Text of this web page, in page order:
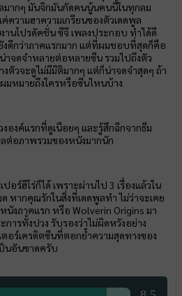
มากๆ มันจิกมันกัดคนนู้นคนนี้ในทุกลม
ความฮาความเกรียนของตัวเดดพูล
านโปรดัคชั่น ซีจี เพลงประกอบ ทำได้ดี
งดีกว่าภาคแรกมาก แต่ที่ผมชอบที่สุดก็คือ
จดจำหลายต่อหลายซีน รวมไปถึงตัว
ตัวจะดูไม่มีมิติมากๆ แต่ก็น่าจดจำสุดๆ ถ้า
หมายถึงใครหรือซีนไหนบ้าง
องค์แรกที่ดูเนือยๆ และรู้สึกฉีกจากธีม
ลต่อภาพรวมของหนังมากนัก
ร์ฮีโร่ก็ได้ เพราะผ่านไป 3 เรื่องแล้วใน
ากคุณรักในสิ่งที่เดดพูลทำ ไม่ว่าจะเคย
นังภาคแรก หรือ Wolverin Origins มา
ารทั้งปวง รับรองว่าไม่ผิดหวังอย่าง
อร์เครดิตซีนที่ตอกย้ำความสุดทางของ
นอันขาดครับ